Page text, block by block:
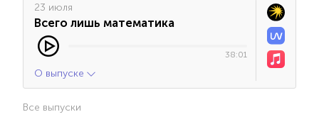
23 июля
Всего лишь математика
38:01
О выпуске
Все выпуски